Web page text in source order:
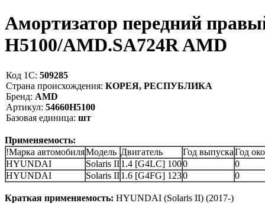
Амортизатор передний
H5100/AMD.SA724R AMD
Код 1С: 509285
Страна происхождения: КОРЕЯ, РЕСПУБЛИКА
Бренд: AMD
Артикул: 54660H5100
Базовая единица: шт
Применяемость:
!Марка автомобиляМодель Двигатель Год выпускаГод
HYUNDAI
Solaris II1.4 [G4LC] 1000
0
HYUNDAI
Solaris II1.6 [G4FG] 1230 0
Краткая применяемость: HYUNDAI (Solaris II) (2017-)